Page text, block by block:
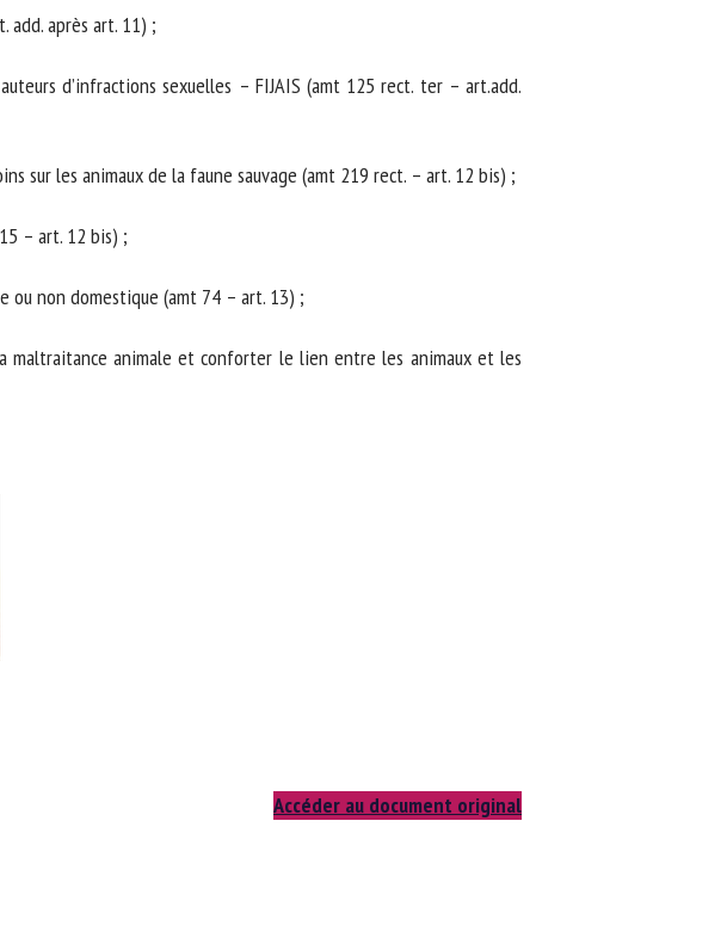
après art. 11) ;
d’infractions sexuelles – FIJAIS (amt 125 rect. ter – art.add.
sur les animaux de la faune sauvage (amt 219 rect. – art. 12 bis) ;
– art. 12 bis) ;
non domestique (amt 74 – art. 13) ;
animale et conforter le lien entre les animaux et les
Accéder au document original